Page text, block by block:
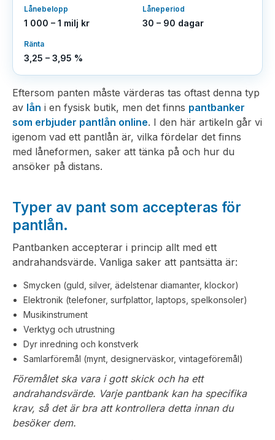
Lånebelopp
1 000 – 1 milj kr
Låneperiod
30 – 90 dagar
Ränta
3,25 – 3,95 %
Eftersom panten måste värderas tas oftast denna typ
av lån i en fysisk butik, men det finns pantbanker
som erbjuder pantlån online. I den här artikeln går vi
igenom vad ett pantlån är, vilka fördelar det finns
med låneformen, saker att tänka på och hur du
ansöker på distans.
Typer av pant som accepteras för
pantlån.
Pantbanken accepterar i princip allt med ett
andrahandsvärde. Vanliga saker att pantsätta är:
Smycken (guld, silver, ädelstenar diamanter, klockor)
Elektronik (telefoner, surfplattor, laptops, spelkonsoler)
Musikinstrument
Verktyg och utrustning
Dyr inredning och konstverk
Samlarföremål (mynt, designerväskor, vintageföremål)
Föremålet ska vara i gott skick och ha ett
andrahandsvärde. Varje pantbank kan ha specifika
krav, så det är bra att kontrollera detta innan du
besöker dem.